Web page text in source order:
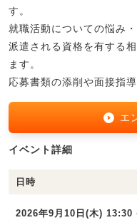
す。
就職活動についての悩み
派遣される資格を有する
ます。
応募書類の添削や面接指導
エ
イベント詳細
日時
2026年9月10日(木) 13:30